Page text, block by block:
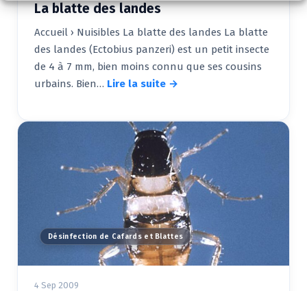
La blatte des landes
Accueil › Nuisibles La blatte des landes La blatte
des landes (Ectobius panzeri) est un petit insecte
de 4 à 7 mm, bien moins connu que ses cousins
urbains. Bien… Lire la suite →
Désinfection de Cafards et Blattes
4 Sep 2009